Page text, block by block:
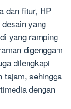
dan fitur, HP
yang
yang ramping
digenggam
dilengkapi
tajam, sehingga
dengan